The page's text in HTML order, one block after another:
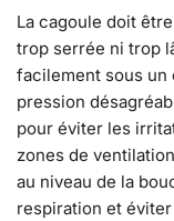
La cagoule doit
trop serrée ni trop
facilement sous un
pression
pour éviter les
zones de
au niveau de la
respiration et